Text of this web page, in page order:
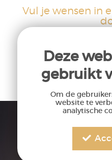
Vul je wensen in
TWIJFEL NIET
Deze
gebruikt
Om de
website te
analytische